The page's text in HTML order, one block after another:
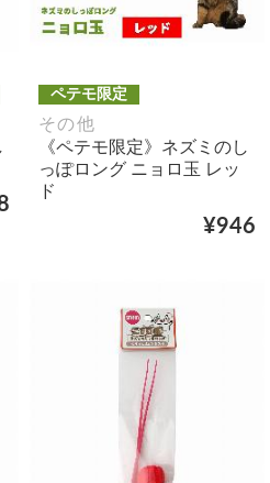
ペテモ限定
その他
《ペテモ限定》ネズミのし
っぽロング ニョロ玉 レッ
ド
¥946